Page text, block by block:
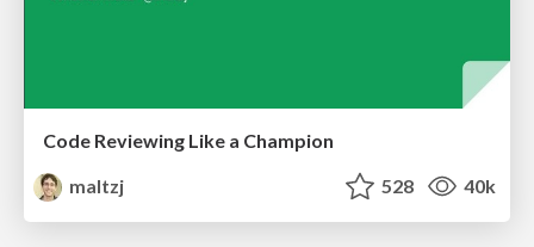
Code Reviewing Like a Champion
maltzj
528 40k